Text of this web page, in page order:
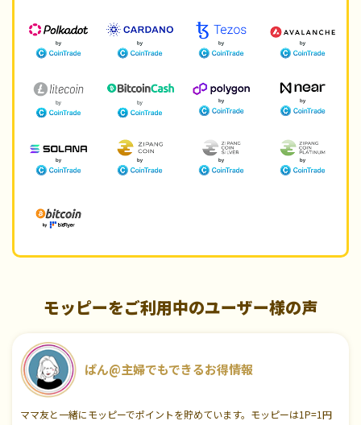
モッピーをご利用中のユーザー様の声
ぱん@主婦でもできるお得情報
ママ友と一緒にモッピーでポイントを貯めています。モッピーは1P=1円